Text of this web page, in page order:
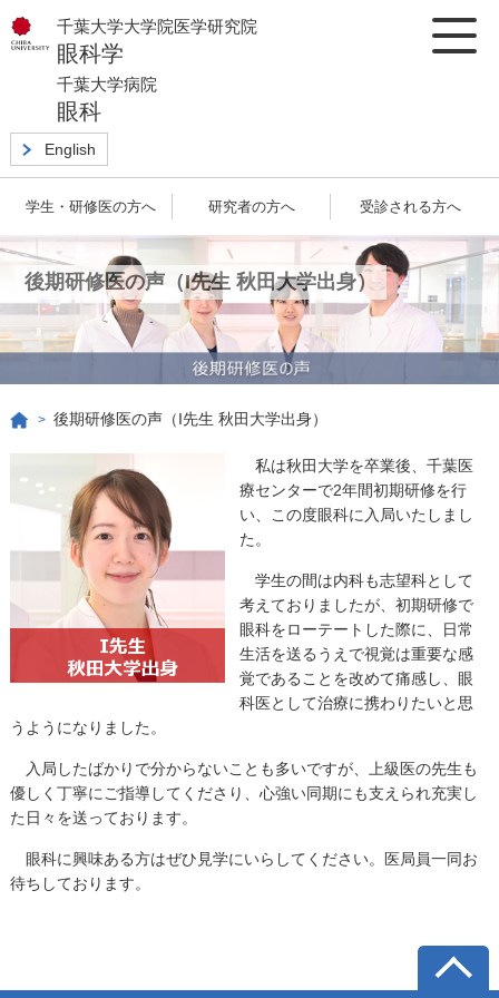
千葉大学大学院医学研究院
眼科学
千葉大学病院
眼科
English
学生・研修医の方へ 研究者の方へ 受診される方へ
後期研修医の声（I先生 秋田大学出身）
> 後期研修医の声（I先生 秋田大学出身）
私は秋田大学を卒業後、千葉医
療センターで2年間初期研修を行
い、この度眼科に入局いたしまし
た。
学生の間は内科も志望科として
考えておりましたが、初期研修で
眼科をローテートした際に、日常
生活を送るうえで視覚は重要な感
覚であることを改めて痛感し、眼
科医として治療に携わりたいと思
うようになりました。
入局したばかりで分からないことも多いですが、上級医の先生も
優しく丁寧にご指導してくださり、心強い同期にも支えられ充実し
た日々を送っております。
眼科に興味ある方はぜひ見学にいらしてください。医局員一同お
待ちしております。